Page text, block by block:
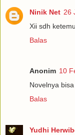
Ninik Net 26
Xii sdh
Balas
Anonim 10
Novelnya
Balas
Yudhi